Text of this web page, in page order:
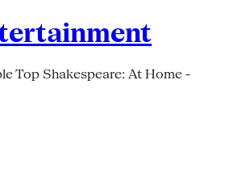
Top Shakespeare: At Home -